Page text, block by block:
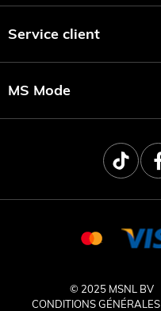
Service client
MS Mode
© 2025 MSNL BV
CONDITIONS GÉNÉRALES